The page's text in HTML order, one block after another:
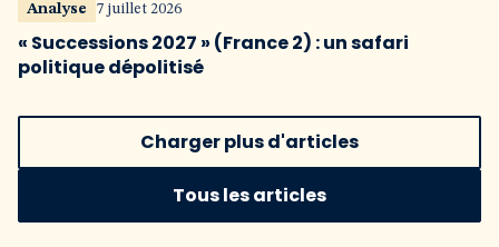
Analyse 7 juillet 2026
« Successions 2027 » (France 2) : un safari
politique dépolitisé
Charger plus d'articles
Tous les articles